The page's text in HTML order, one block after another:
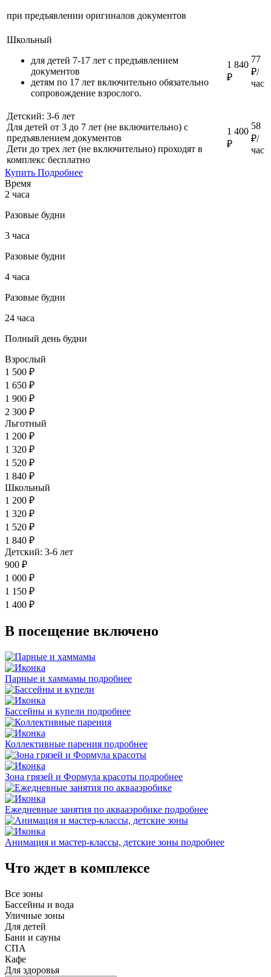
при предъявлении оригиналов документов
Школьный
для детей 7-17 лет с предъявлением
документов
детям по 17 лет включительно обязательно
сопровождение взрослого.
1 840
₽
77
₽/
час
Детский: 3-6 лет
Для детей от 3 до 7 лет (не включительно) с
предъявлением документов
Дети до трех лет (не включительно) проходят в
комплекс бесплатно
1 400
₽
58
₽/
час
Купить Подробнее
Время
2 часа
Разовые будни
3 часа
Разовые будни
4 часа
Разовые будни
24 часа
Полный день будни
Взрослый
1 500 ₽
1 650 ₽
1 900 ₽
2 300 ₽
Льготный
1 200 ₽
1 320 ₽
1 520 ₽
1 840 ₽
Школьный
1 200 ₽
1 320 ₽
1 520 ₽
1 840 ₽
Детский: 3-6 лет
900 ₽
1 000 ₽
1 150 ₽
1 400 ₽
В посещение включено
Парные и хаммамы подробнее
Бассейны и купели подробнее
Коллективные парения подробнее
Зона грязей и Формула красоты подробнее
Ежедневные занятия по аквааэробике подробнее
Анимация и мастер-классы, детские зоны подробнее
Что ждет в комплексе
Все зоны
Бассейны и вода
Уличные зоны
Для детей
Бани и сауны
СПА
Кафе
Для здоровья